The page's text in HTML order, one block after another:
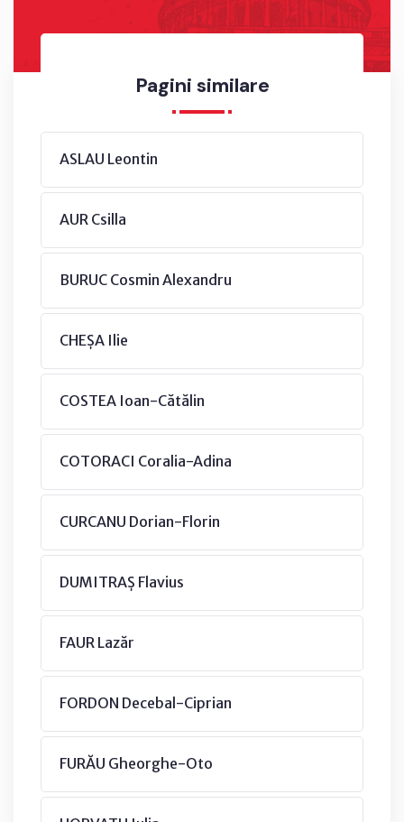
Pagini similare
ASLAU Leontin
AUR Csilla
BURUC Cosmin Alexandru
CHEȘA Ilie
COSTEA Ioan-Cătălin
COTORACI Coralia-Adina
CURCANU Dorian-Florin
DUMITRAȘ Flavius
FAUR Lazăr
FORDON Decebal-Ciprian
FURĂU Gheorghe-Oto